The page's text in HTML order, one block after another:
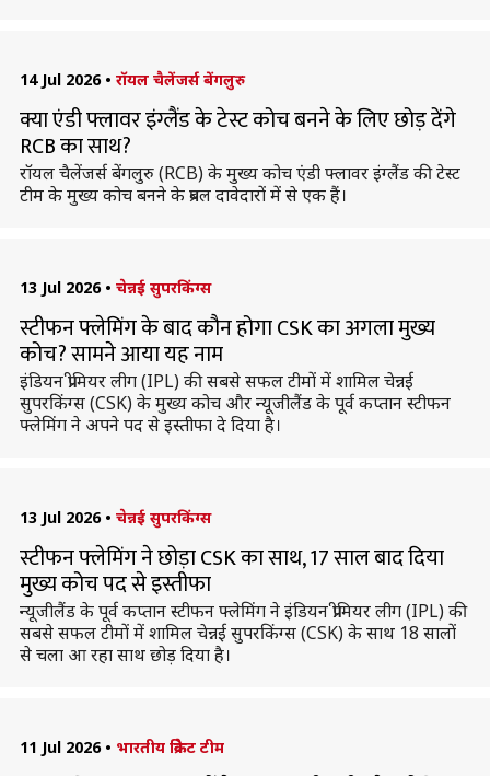
14 Jul 2026 • रॉयल चैलेंजर्स बेंगलुरु
क्या एंडी फ्लावर इंग्लैंड के टेस्ट कोच बनने के लिए छोड़ देंगे
RCB का साथ?
रॉयल चैलेंजर्स बेंगलुरु (RCB) के मुख्य कोच एंडी फ्लावर इंग्लैंड की टेस्ट
टीम के मुख्य कोच बनने के प्रबल दावेदारों में से एक हैं।
13 Jul 2026 • चेन्नई सुपरकिंग्स
स्टीफन फ्लेमिंग के बाद कौन होगा CSK का अगला मुख्य
कोच? सामने आया यह नाम
इंडियन प्रीमियर लीग (IPL) की सबसे सफल टीमों में शामिल चेन्नई
सुपरकिंग्स (CSK) के मुख्य कोच और न्यूजीलैंड के पूर्व कप्तान स्टीफन
फ्लेमिंग ने अपने पद से इस्तीफा दे दिया है।
13 Jul 2026 • चेन्नई सुपरकिंग्स
स्टीफन फ्लेमिंग ने छोड़ा CSK का साथ, 17 साल बाद दिया
मुख्य कोच पद से इस्तीफा
न्यूजीलैंड के पूर्व कप्तान स्टीफन फ्लेमिंग ने इंडियन प्रीमियर लीग (IPL) की
सबसे सफल टीमों में शामिल चेन्नई सुपरकिंग्स (CSK) के साथ 18 सालों
से चला आ रहा साथ छोड़ दिया है।
11 Jul 2026 • भारतीय क्रिकेट टीम